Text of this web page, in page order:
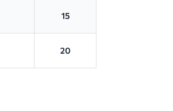
15
20